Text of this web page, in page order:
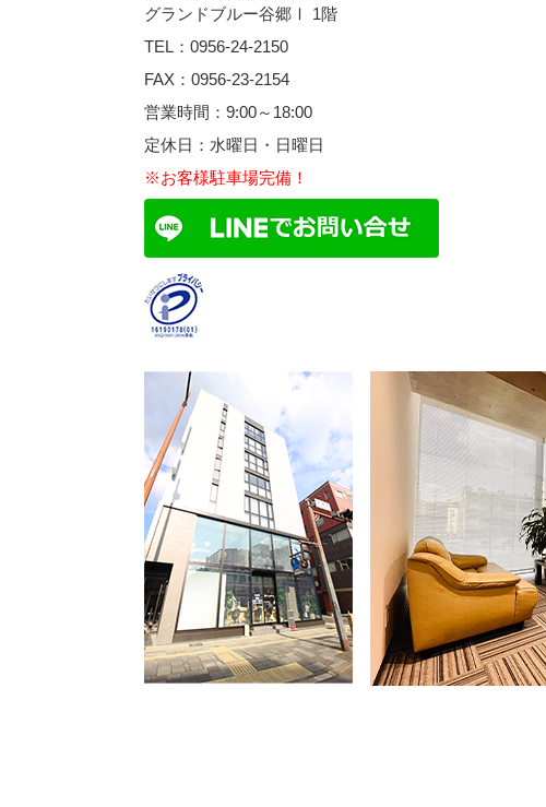
グランドブルー谷郷Ⅰ 1階
TEL：0956-24-2150
FAX：0956-23-2154
営業時間：9:00～18:00
定休日：水曜日・日曜日
※お客様駐車場完備！